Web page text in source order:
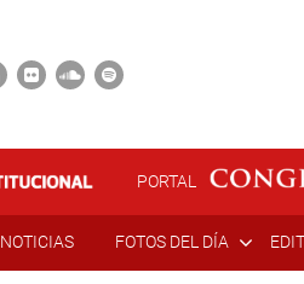
PORTAL
NOTICIAS FOTOS DEL DÍA